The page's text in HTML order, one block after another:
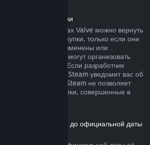
покупки
товары в играх Valve можно вернуть
часов после покупки, только если они
израсходованы, изменены или
также могут организовать
рода в своих играх. Если разработчик
за эти товары, Steam уведомит вас об
остальных случаях, Steam не позволяет
внутриигровые покупки, совершенные в
игры, приобретённые до официальной даты